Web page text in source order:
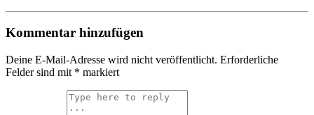
Kommentar hinzufügen
Deine E-Mail-Adresse wird nicht veröffentlicht. Erforderliche
Felder sind mit * markiert